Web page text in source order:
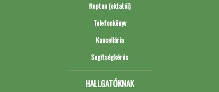
Neptun (oktatói)
Telefonkönyv
Kancellária
Segítségkérés
HALLGATÓKNAK